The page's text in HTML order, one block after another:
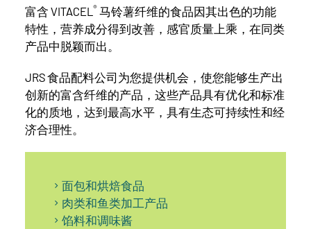
富含 VITACEL ® 马铃薯纤维的食品因其出色的功能
特性，营养成分得到改善，感官质量上乘，在同类
产品中脱颖而出。
JRS 食品配料公司为您提供机会，使您能够生产出
创新的富含纤维的产品，这些产品具有优化和标准
化的质地，达到最高水平，具有生态可持续性和经
济合理性。
面包和烘焙食品
肉类和鱼类加工产品
馅料和调味酱